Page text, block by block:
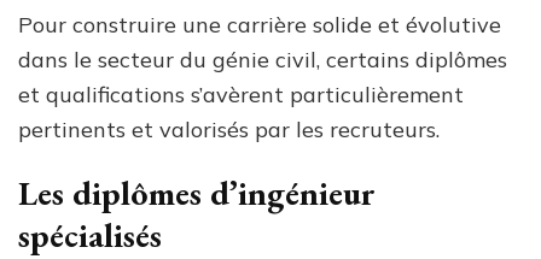
Pour construire une carrière solide et évolutive
dans le secteur du génie civil, certains diplômes
et qualifications s’avèrent particulièrement
pertinents et valorisés par les recruteurs.
Les diplômes d’ingénieur
spécialisés